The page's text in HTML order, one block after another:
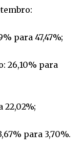
para 47,47%;
26,10% para
para 3,70%.